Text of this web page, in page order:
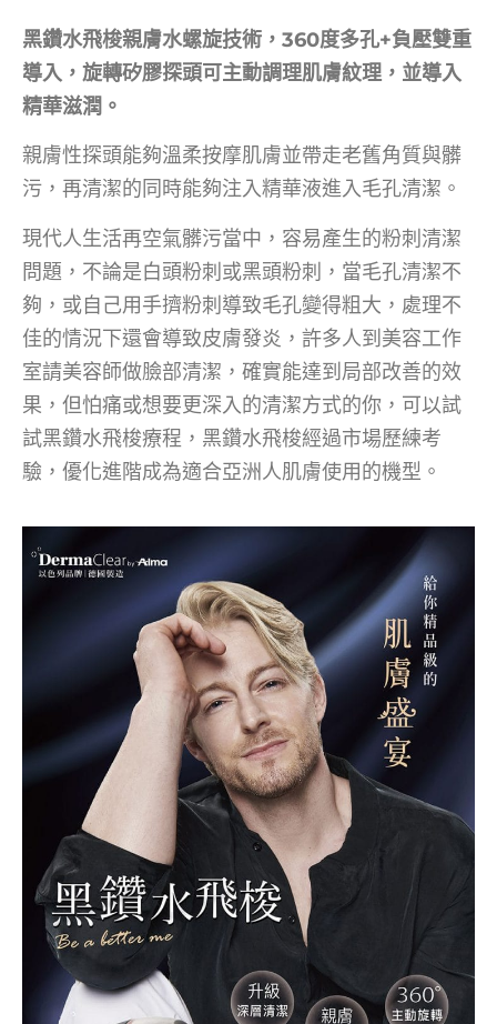
黑鑽水飛梭親膚水螺旋技術，360度多孔+負壓雙重
導入，旋轉矽膠探頭可主動調理肌膚紋理，並導入
精華滋潤。
親膚性探頭能夠溫柔按摩肌膚並帶走老舊角質與髒
污，再清潔的同時能夠注入精華液進入毛孔清潔。
現代人生活再空氣髒污當中，容易產生的粉刺清潔
問題，不論是白頭粉刺或黑頭粉刺，當毛孔清潔不
夠，或自己用手擠粉刺導致毛孔變得粗大，處理不
佳的情況下還會導致皮膚發炎，許多人到美容工作
室請美容師做臉部清潔，確實能達到局部改善的效
果，但怕痛或想要更深入的清潔方式的你，可以試
試黑鑽水飛梭療程，黑鑽水飛梭經過市場歷練考
驗，優化進階成為適合亞洲人肌膚使用的機型。